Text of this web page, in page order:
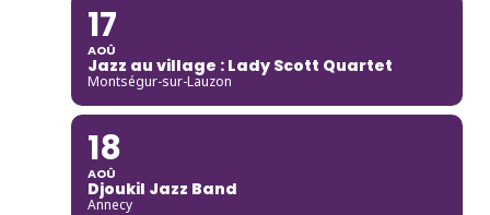
17
AOÛ
Jazz au village : Lady Scott Quartet
Montségur-sur-Lauzon
18
AOÛ
Djoukil Jazz Band
Annecy